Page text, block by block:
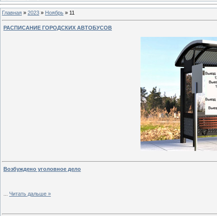
Главная » 2023 » Ноябрь » 11
РАСПИСАНИЕ ГОРОДСКИХ АВТОБУСОВ
Возбуждено уголовное дело
Читать дальше »